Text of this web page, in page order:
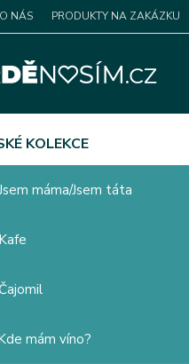
O NÁS PRODUKTY NA ZAKÁZKU
KOLEKCE
máma/Jsem táta
Kafe
Čajomil
mám víno?